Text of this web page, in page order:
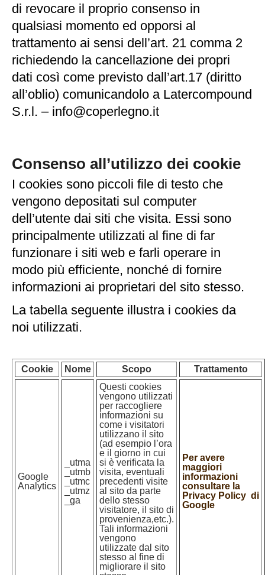
di revocare il proprio consenso in
qualsiasi momento ed opporsi al
trattamento ai sensi dell’art. 21 comma 2
richiedendo la cancellazione dei propri
dati così come previsto dall’art.17 (diritto
all’oblio) comunicandolo a Latercompound
S.r.l. – info@coperlegno.it
Consenso all’utilizzo dei cookie
I cookies sono piccoli file di testo che
vengono depositati sul computer
dell’utente dai siti che visita. Essi sono
principalmente utilizzati al fine di far
funzionare i siti web e farli operare in
modo più efficiente, nonché di fornire
informazioni ai proprietari del sito stesso.
La tabella seguente illustra i cookies da
noi utilizzati.
Cookie Nome Scopo Trattamento
Google
Analytics
_utma
_utmb
_utmc
_utmz
_ga
Questi cookies
vengono utilizzati
per raccogliere
informazioni su
come i visitatori
utilizzano il sito
(ad esempio l’ora
e il giorno in cui
si è verificata la
visita, eventuali
precedenti visite
al sito da parte
dello stesso
visitatore, il sito di
provenienza,etc.).
Tali informazioni
vengono
utilizzate dal sito
stesso al fine di
migliorare il sito
Per avere
maggiori
informazioni
consul­tare la
Privacy Policy di
Google